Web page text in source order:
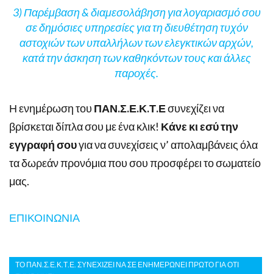
3) Παρέμβαση & διαμεσολάβηση για λογαριασμό σου
σε δημόσιεςυπηρεσίες για τη διευθέτηση τυχόν
αστοχιών των υπαλλήλων τωνελεγκτικών αρχών,
κατά την άσκηση των καθηκόντων τους και άλλες
παροχές.
Η ενημέρωση του ΠΑΝ.Σ.Ε.Κ.Τ.Εσυνεχίζει να
βρίσκεται δίπλα σου με ένα κλικ! Κάνε κι εσύ την
εγγραφή σουγια να συνεχίσεις ν’ απολαμβάνεις όλα
τα δωρεάν προνόμια που σου προσφέρει το σωματείο
μας.
ΕΠΙΚΟΙΝΩΝΙΑ
ΤΟ ΠΑΝ.Σ.Ε.Κ.Τ.Ε. ΣΥΝΕΧΙΖΕΙ ΝΑ ΣΕ ΕΝΗΜΕΡΩΝΕΙ ΠΡΩΤΟ ΓΙΑ ΟΤΙ